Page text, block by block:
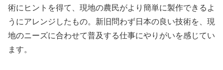
術にヒントを得て、現地の農民がより簡単に製作できるよ
うにアレンジしたもの。新旧問わず日本の良い技術を、現
地のニーズに合わせて普及する仕事にやりがいを感じてい
ます。